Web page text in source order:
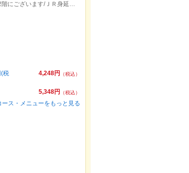
昭和通りにございますダイレックス 昭和店様の向かい2階にございます/ＪＲ身延線国母駅出口より徒歩約15分
4,248円
（税込）
税
5,348円
（税込）
ース・メニューをもっと見る